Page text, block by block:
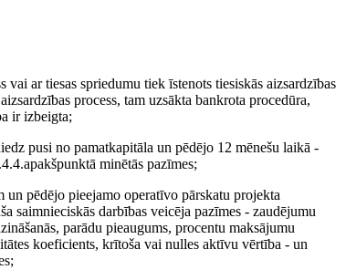
vai ar tiesas spriedumu tiek īstenots tiesiskās aizsardzības
process, tam uzsākta bankrota procedūra,
ir izbeigta;
pusi no pamatkapitāla un pēdējo 12 mēnešu laikā -
minētās pazīmes;
un pēdējo pieejamo operatīvo pārskatu projekta
saimnieciskās darbības veicēja pazīmes - zaudējumu
parādu pieaugums, procentu maksājumu
koeficients, krītoša vai nulles aktīvu vērtība - un